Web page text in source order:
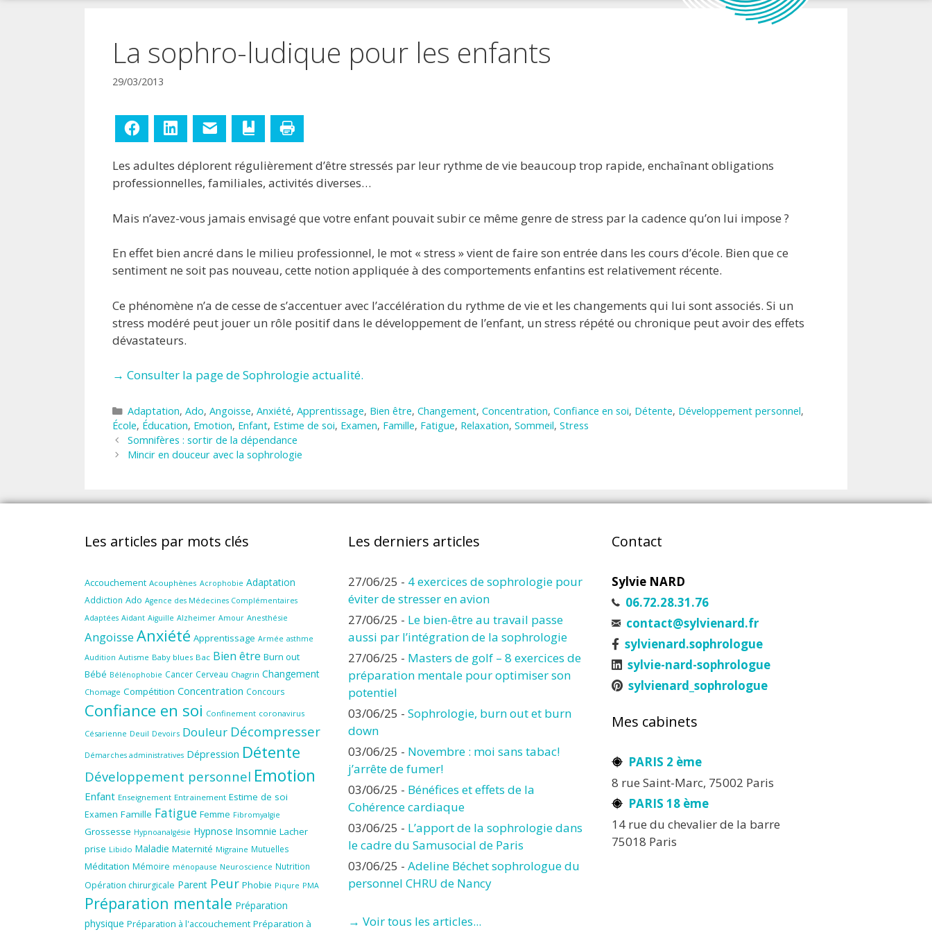
La sophro-ludique pour les enfants
29/03/2013
Facebook LinkedIn Ajouter aux favoris
Les adultes déplorent régulièrement d’être stressés par leur rythme de vie beaucoup trop rapide, enchaînant obligations
professionnelles, familiales, activités diverses…
Mais n’avez-vous jamais envisagé que votre enfant pouvait subir ce même genre de stress par la cadence qu’on lui impose ?
En effet bien ancré dans le milieu professionnel, le mot « stress » vient de faire son entrée dans les cours d’école. Bien que ce
sentiment ne soit pas nouveau, cette notion appliquée à des comportements enfantins est relativement récente.
Ce phénomène n’a de cesse de s’accentuer avec l’accélération du rythme de vie et les changements qui lui sont associés. Si un
stress modéré peut jouer un rôle positif dans le développement de l’enfant, un stress répété ou chronique peut avoir des effets
dévastateurs.
→ Consulter la page de Sophrologie actualité.
Catégories
Adaptation, Ado, Angoisse, Anxiété, Apprentissage, Bien être, Changement, Concentration, Confiance en soi, Détente, Développement personnel,
École, Éducation, Emotion, Enfant, Estime de soi, Examen, Famille, Fatigue, Relaxation, Sommeil, Stress
Somnifères : sortir de la dépendance
Mincir en douceur avec la sophrologie
Les articles par mots clés
Accouchement Acouphènes Acrophobie Adaptation
Addiction Ado Agence des Médecines Complémentaires
Adaptées Aidant Aiguille Alzheimer Amour Anesthésie
Angoisse Anxiété Apprentissage Armée asthme
Audition Autisme Baby blues Bac Bien être Burn out
Bébé Bélénophobie Cancer Cerveau Chagrin Changement
Chomage Compétition Concentration Concours
Confiance en soi Confinement coronavirus
Césarienne Deuil Devoirs Douleur Décompresser
Démarches administratives Dépression Détente
Développement personnel Emotion
Enfant Enseignement Entrainement Estime de soi
Examen Famille Fatigue Femme Fibromyalgie
Grossesse Hypnoanalgésie Hypnose Insomnie Lacher
prise Libido Maladie Maternité Migraine Mutuelles
Méditation Mémoire ménopause Neuroscience Nutrition
Opération chirurgicale Parent Peur Phobie Piqure PMA
Préparation mentale Préparation
physique Préparation à l'accouchement Préparation à
Les derniers articles
27/06/25 - 4 exercices de sophrologie pour
éviter de stresser en avion
27/06/25 - Le bien-être au travail passe
aussi par l’intégration de la sophrologie
27/06/25 - Masters de golf – 8 exercices de
préparation mentale pour optimiser son
potentiel
03/06/25 - Sophrologie, burn out et burn
down
03/06/25 - Novembre : moi sans tabac!
j’arrête de fumer!
03/06/25 - Bénéfices et effets de la
Cohérence cardiaque
03/06/25 - L’apport de la sophrologie dans
le cadre du Samusocial de Paris
03/06/25 - Adeline Béchet sophrologue du
personnel CHRU de Nancy
→ Voir tous les articles...
Contact
Sylvie NARD
06.72.28.31.76
contact@sylvienard.fr
sylvienard.sophrologue
sylvie-nard-sophrologue
sylvienard_sophrologue
Mes cabinets
PARIS 2 ème
8 rue Saint-Marc, 75002 Paris
PARIS 18 ème
14 rue du chevalier de la barre
75018 Paris